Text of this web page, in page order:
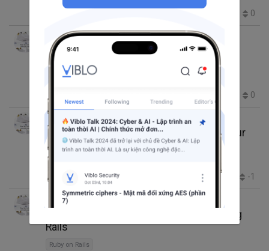
0
Vũ Hằng thg 7 26, 2017 3:14 CH 3 phút đọc
Tip nhanh: Không lặp code khi viết Test
Validations Model
0
Vũ Hằng thg 7 7, 2017 8:18 SA 6 phút đọc
5 chương trình về ruby của phong trào Hour
of Code
265 0 0 -1
Vũ Hằng thg 5 28, 2017 9:25 SA 11 phút đọc
Tính năng tìm kiếm và Autocomplete trong
Rails
Ruby on Rails